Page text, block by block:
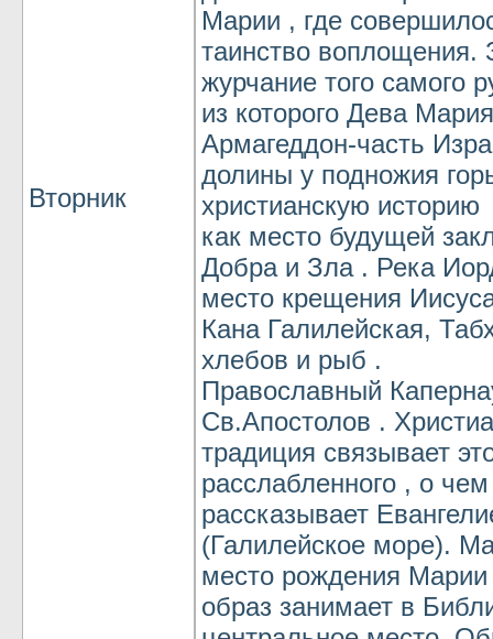
Вторник
Марии , где
таинство
журчание того самого
из которого Дева
Армагеддон-часть
долины у подножия
христианскую историю
как место будущей
Добра и Зла . Река
место крещения
Кана Галилейская,
хлебов и рыб .
Православный
Св.Апостолов .
традиция связывает
расслабленного , о чем
рассказывает
(Галилейское море).
место рождения
образ занимает в